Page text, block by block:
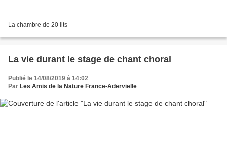
La chambre de 20 lits
La vie durant le stage de chant choral
Publié le 14/08/2019 à 14:02
Par Les Amis de la Nature France-Adervielle